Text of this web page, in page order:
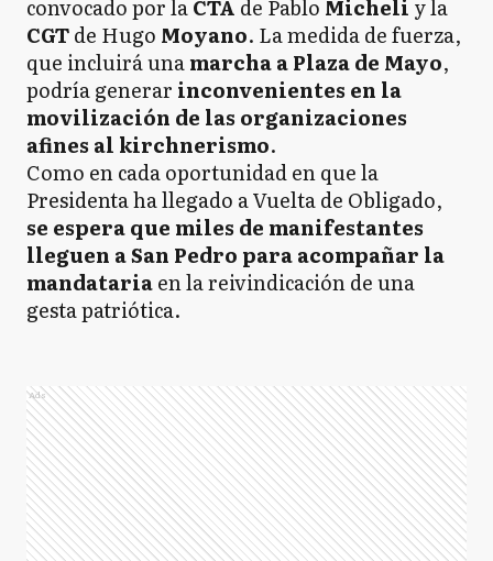
convocado por laCTA de Pablo Micheli y la
CGTde Hugo Moyano. La medida de fuerza,
que incluirá unamarcha a Plaza de Mayo,
podría generar inconvenientes en la
movilización de las organizaciones
afines al kirchnerismo.
Como en cada oportunidad en que la
Presidenta ha llegado a Vuelta de Obligado,
se espera que miles de manifestantes
lleguen a San Pedro para acompañar la
mandatariaen la reivindicación de una
gesta patriótica.
Ads